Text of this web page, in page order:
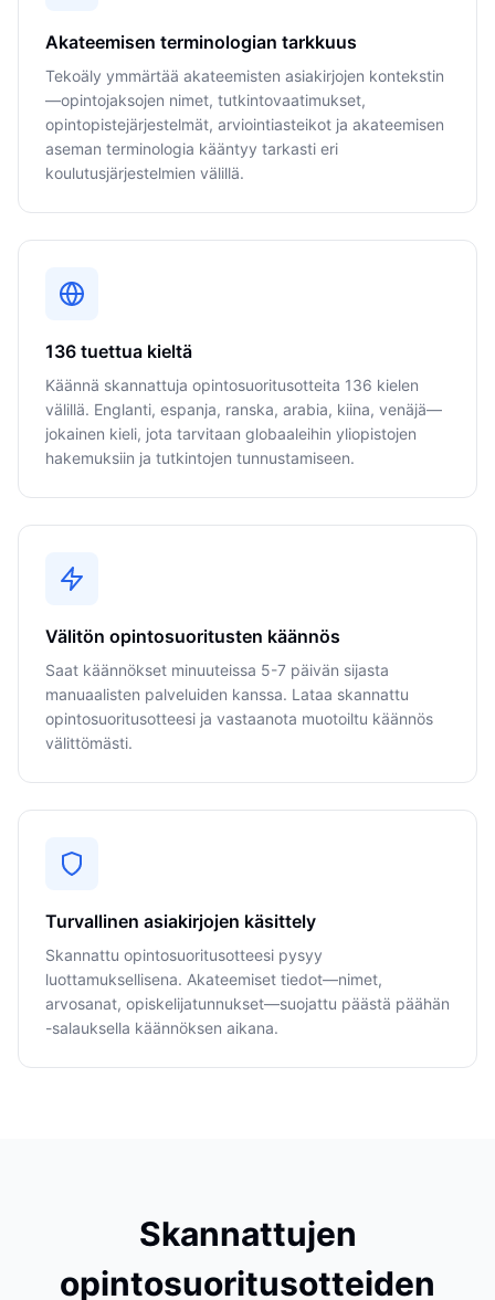
Akateemisen terminologian tarkkuus
Tekoäly ymmärtää akateemisten asiakirjojen kontekstin
—opintojaksojen nimet, tutkintovaatimukset,
opintopistejärjestelmät, arviointiasteikot ja akateemisen
aseman terminologia kääntyy tarkasti eri
koulutusjärjestelmien välillä.
136 tuettua kieltä
Käännä skannattuja opintosuoritusotteita 136 kielen
välillä. Englanti, espanja, ranska, arabia, kiina, venäjä—
jokainen kieli, jota tarvitaan globaaleihin yliopistojen
hakemuksiin ja tutkintojen tunnustamiseen.
Välitön opintosuoritusten käännös
Saat käännökset minuuteissa 5-7 päivän sijasta
manuaalisten palveluiden kanssa. Lataa skannattu
opintosuoritusotteesi ja vastaanota muotoiltu käännös
välittömästi.
Turvallinen asiakirjojen käsittely
Skannattu opintosuoritusotteesi pysyy
luottamuksellisena. Akateemiset tiedot—nimet,
arvosanat, opiskelijatunnukset—suojattu päästä päähän
-salauksella käännöksen aikana.
Skannattujen
opintosuoritusotteiden